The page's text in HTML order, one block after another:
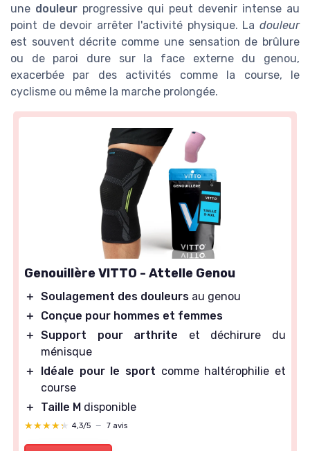
une douleur progressive qui peut devenir intense au
point de devoir arrêter l'activité physique. La douleur
est souvent décrite comme une sensation de brûlure
ou de paroi dure sur la face externe du genou,
exacerbée par des activités comme la course, le
cyclisme ou même la marche prolongée.
Genouillère VITTO - Attelle Genou
＋ Soulagement des douleurs au genou
＋
Conçue pour hommes et femmes
＋ Support pour arthrite et déchirure du
ménisque
＋
Idéale pour le sport comme haltérophilie et
course
＋
Taille M disponible
★★★★★
★★★★★ 4,3/5 — 7 avis